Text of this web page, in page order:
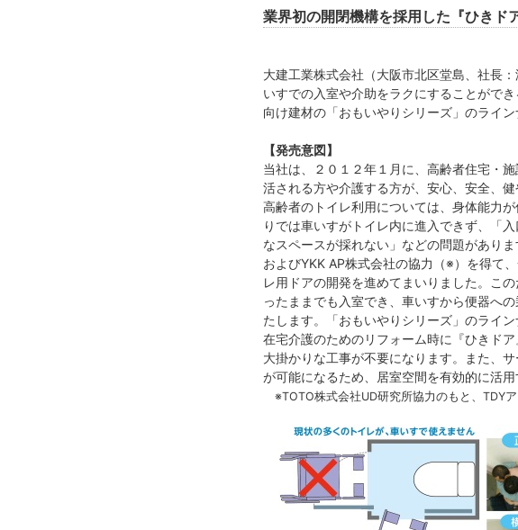
業界初の開閉機構を採用した『ひきド
大建工業株式会社（大阪市北区堂島、社長
いすでの入室や介助をラクにすることがで
向け建材の「おもいやりシリーズ」のライ
【発売意図】
当社は、２０１２年１月に、高齢者住宅・
活される方や介護する方が、安心、安全、
高齢者のトイレ利用については、身体能力
りでは車いすがトイレ内に進入できず、「
なスペースが採れない」などの問題があり
およびYKK AP株式会社の協力（※）を得て
レ用ドアの開発を進めてまいりました。こ
ったままでも入室でき、車いすから便器へ
たします。「おもいやりシリーズ」のライ
在宅介護のためのリフォーム時に『ひきド
大掛かりな工事が不要になります。また、
が可能になるため、居室空間を有効的に活用
※TOTO株式会社UD研究所協力のもと、TDY